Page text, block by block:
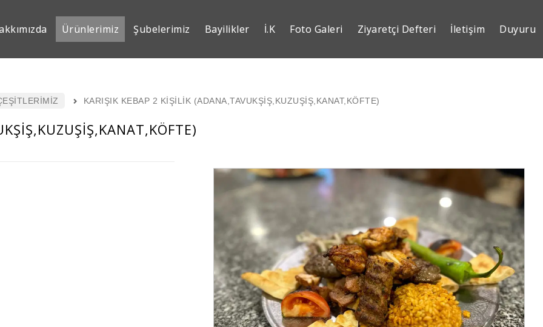
Ürünlerimiz Şubelerimiz Bayilikler İ.K Foto Galeri Ziyaretçi Defteri İletişim Duyuru
KARIŞIK KEBAP 2 KİŞİLİK (ADANA,TAVUKŞİŞ,KUZUŞİŞ,KANAT,KÖFTE)